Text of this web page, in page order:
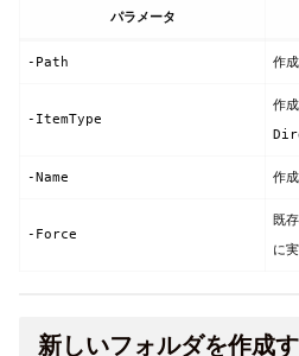
パラメータ
-Path 作
-ItemType
作
-Name 作
-Force
既
に
新しいフォルダを作成